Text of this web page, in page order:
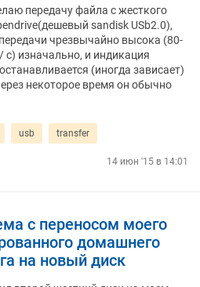
передачу файла с жесткого
sandisk USb2.0),
чрезвычайно высока (80-
с) изначально, и индикация
(иногда зависает)
некоторое время он обычно
usb transfer
14 июн '15 в 14:01
с переносом моего
домашнего
на новый диск